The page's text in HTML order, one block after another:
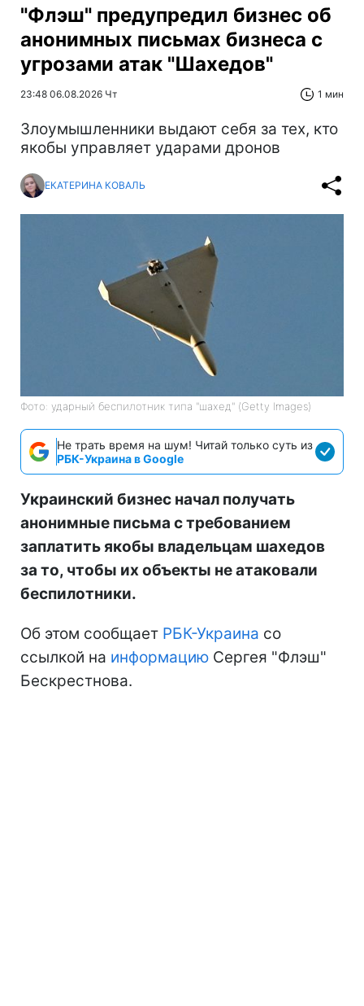
"Флэш" предупредил бизнес об
анонимных письмах бизнеса с
угрозами атак "Шахедов"
23:48 06.08.2026 Чт 1 мин
Злоумышленники выдают себя за тех, кто
якобы управляет ударами дронов
ЕКАТЕРИНА КОВАЛЬ
Фото: ударный беспилотник типа "шахед" (Getty Images)
Не трать время на шум! Читай только суть из
РБК-Украина в Google
Украинский бизнес начал получать
анонимные письма с требованием
заплатить якобы владельцам шахедов
за то, чтобы их объекты не атаковали
беспилотники.
Об этом сообщает РБК-Украина со
ссылкой на информацию Сергея "Флэш"
Бескрестнова.